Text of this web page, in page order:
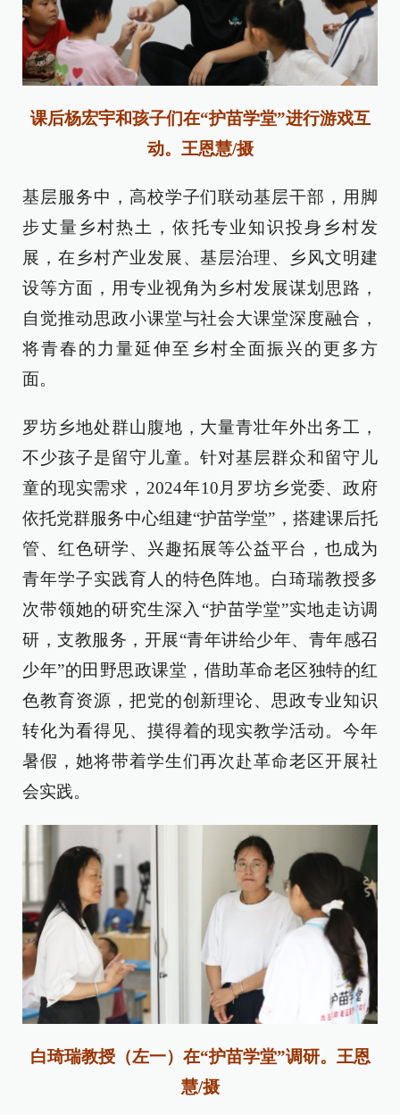
课后杨宏宇和孩子们在“护苗学堂”进行游戏互
动。王恩慧/摄
基层服务中，高校学子们联动基层干部，用脚
步丈量乡村热土，依托专业知识投身乡村发
展，在乡村产业发展、基层治理、乡风文明建
设等方面，用专业视角为乡村发展谋划思路，
自觉推动思政小课堂与社会大课堂深度融合，
将青春的力量延伸至乡村全面振兴的更多方
面。
罗坊乡地处群山腹地，大量青壮年外出务工，
不少孩子是留守儿童。针对基层群众和留守儿
童的现实需求，2024年10月罗坊乡党委、政府
依托党群服务中心组建“护苗学堂”，搭建课后托
管、红色研学、兴趣拓展等公益平台，也成为
青年学子实践育人的特色阵地。白琦瑞教授多
次带领她的研究生深入“护苗学堂”实地走访调
研，支教服务，开展“青年讲给少年、青年感召
少年”的田野思政课堂，借助革命老区独特的红
色教育资源，把党的创新理论、思政专业知识
转化为看得见、摸得着的现实教学活动。今年
暑假，她将带着学生们再次赴革命老区开展社
会实践。
白琦瑞教授（左一）在“护苗学堂”调研。王恩
慧/摄